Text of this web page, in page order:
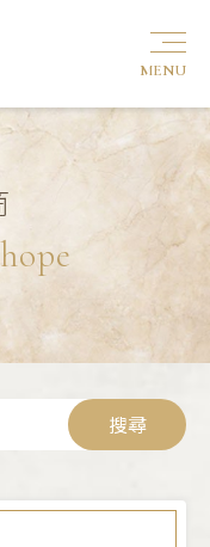
搜尋
MENU